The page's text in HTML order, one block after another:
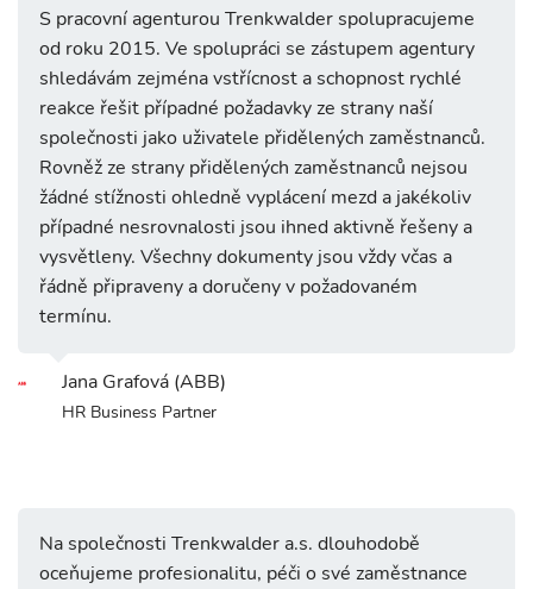
S pracovní agenturou Trenkwalder spolupracujeme
od roku 2015. Ve spolupráci se zástupem agentury
shledávám zejména vstřícnost a schopnost rychlé
reakce řešit případné požadavky ze strany naší
společnosti jako uživatele přidělených zaměstnanců.
Rovněž ze strany přidělených zaměstnanců nejsou
žádné stížnosti ohledně vyplácení mezd a jakékoliv
případné nesrovnalosti jsou ihned aktivně řešeny a
vysvětleny. Všechny dokumenty jsou vždy včas a
řádně připraveny a doručeny v požadovaném
termínu.
Jana Grafová (ABB)
HR Business Partner
Na společnosti Trenkwalder a.s. dlouhodobě
oceňujeme profesionalitu, péči o své zaměstnance